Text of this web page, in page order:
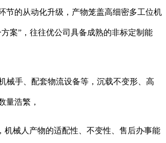
节的从动化升级，产物笼盖高细密多工位机
案”，往往优公司具备成熟的非标定制能
手、配套物流设备等，沉载不变形、高
量浩繁，
械人产物的适配性、不变性、售后办事能